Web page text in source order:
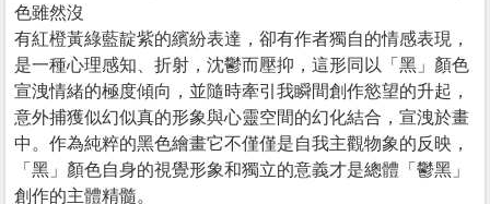
色雖然沒
有紅橙黃綠藍靛紫的繽紛表達，卻有作者獨自的情感表現，
是一種心理感知、折射，沈鬱而壓抑，這形同以「黑」顏色
宣洩情緒的極度傾向，並隨時牽引我瞬間創作慾望的升起，
意外捕獲似幻似真的形象與心靈空間的幻化結合，宣洩於畫
中。作為純粹的黑色繪畫它不僅僅是自我主觀物象的反映，
「黑」顏色自身的視覺形象和獨立的意義才是總體「鬱黑」
創作的主體精髓。